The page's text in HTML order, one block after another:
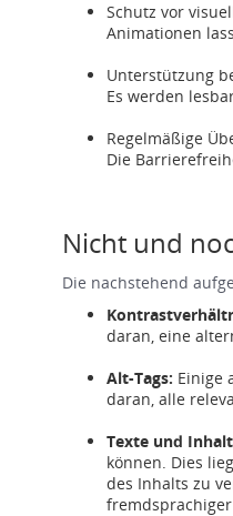
Schutz vor
Animationen
Unterstützung
Es werden
Regelmäßige
Die
Nicht und
Die nachstehend
daran, eine
Alt-Tags: Einige
daran, alle
Texte und
können. Dies
des Inhalts zu
fremdsprachiger